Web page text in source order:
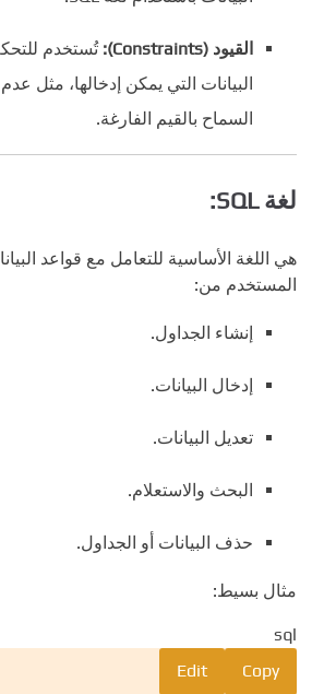
القيود (Constraints):
تُستخدم
البيانات التي يمكن إدخالها، مثل
السماح بالقيم الفارغة.
لغة SQL:
هي اللغة الأساسية للتعامل مع قواعد
المستخدم من:
إنشاء الجداول.
إدخال البيانات.
تعديل البيانات.
البحث والاستعلام.
حذف البيانات أو الجداول.
مثال بسيط:
sql
Copy
Edit